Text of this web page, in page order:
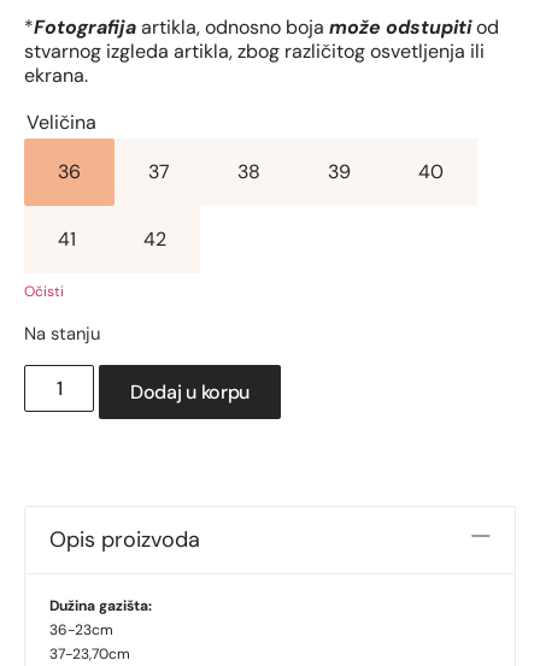
*Fotografijaartikla, odnosno boja može odstupitiod
stvarnog izgleda artikla, zbog različitog osvetljenja ili
ekrana.
Veličina
36
37 38 39 40
41 42
Očisti
Na stanju
Dodaj u korpu
Opis proizvoda
Dužina gazišta:
36-23cm
37-23,70cm